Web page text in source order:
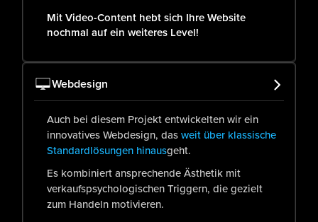
Mit Video-Content hebt sich Ihre Website
nochmal auf ein weiteres Level!
Webdesign
Auch bei diesem Projekt entwickelten wir ein
innovatives Webdesign, dasweit über klassische
Standardlösungen hinausgeht.
Es kombiniert ansprechende Ästhetik mit
verkaufspsychologischen Triggern, die gezielt
zum Handeln motivieren.